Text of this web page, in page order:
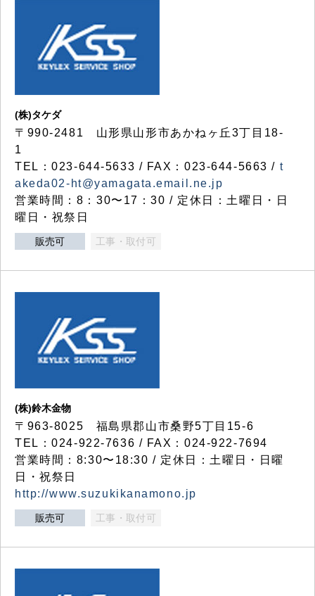
(株)タケダ
〒990-2481 山形県山形市あかねヶ丘3丁目18-
1
TEL：023-644-5633 / FAX：023-644-5663 / t
akeda02-ht@yamagata.email.ne.jp
営業時間：8：30〜17：30 / 定休日：土曜日・日
曜日・祝祭日
販売可 工事・取付可
(株)鈴木金物
〒963-8025 福島県郡山市桑野5丁目15-6
TEL：024-922-7636 / FAX：024-922-7694
営業時間：8:30〜18:30 / 定休日：土曜日・日曜
日・祝祭日
http://www.suzukikanamono.jp
販売可 工事・取付可